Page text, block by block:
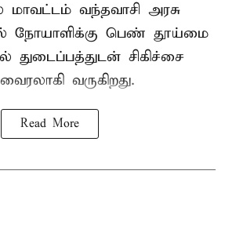
வந்தவாசி அரசு
நோயாளிக்கு பெண் தூய்மை
துடைப்பத்துடன் சிகிச்சை
வருகிறது.
Read More